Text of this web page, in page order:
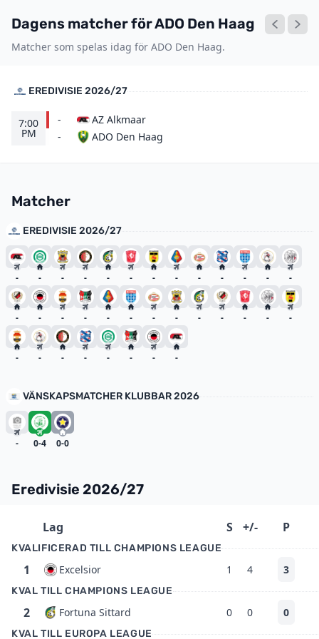
Dagens matcher för ADO Den Haag
Matcher som spelas idag för ADO Den Haag.
EREDIVISIE 2026/27
7:00
PM
-
-
AZ Alkmaar
ADO Den Haag
Matcher
EREDIVISIE 2026/27
- - - - - - - - - - - - -
- - - - - - - - - - - - -
- - - - - - - -
VÄNSKAPSMATCHER KLUBBAR 2026
- 0-4 0-0
Eredivisie 2026/27
Lag S +/- P
KVALIFICERAD TILL CHAMPIONS LEAGUE
1 Excelsior 1 4 3
KVAL TILL CHAMPIONS LEAGUE
2 Fortuna Sittard 0 0 0
KVAL TILL EUROPA LEAGUE